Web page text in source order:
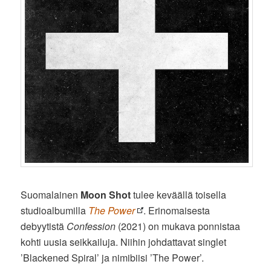
Suomalainen Moon Shottulee keväällä toisella
studioalbumilla The Power
. Erinomaisesta
debyytistä Confession (2021) on mukava ponnistaa
kohti uusia seikkailuja. Niihin johdattavat singlet
’Blackened Spiral’ ja nimibiisi ’The Power’.